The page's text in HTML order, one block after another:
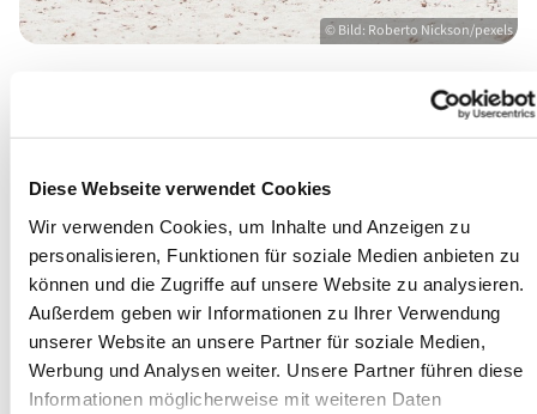
Diese Webseite verwendet Cookies
Wir verwenden Cookies, um Inhalte und Anzeigen zu
personalisieren, Funktionen für soziale Medien anbieten zu
können und die Zugriffe auf unsere Website zu analysieren.
Außerdem geben wir Informationen zu Ihrer Verwendung
unserer Website an unsere Partner für soziale Medien,
Werbung und Analysen weiter. Unsere Partner führen diese
Informationen möglicherweise mit weiteren Daten
© Bild: Roberto Nickson/pexels
Ferienfieber-Gottesdienst
"Lass mal gut sein" ist das Motto des diesjährigen
um 18 Uhr, in der Waldkirche Lennep, Am Wallenberg 1,
in Remscheid.
Wir laden Lehrerinnen und Lehrer, Erzieherinnen und
Erzieher, Mitarbeitende in der Jugendarbeit,
Ehrenamtliche und Hauptamtliche herzlich ein, mit
einem Gottesdienst und anschließendem Empfang